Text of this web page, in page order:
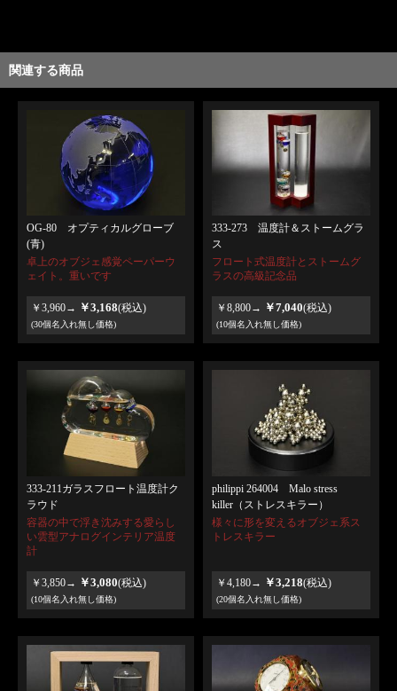
関連する商品
OG-80 オプティカルグローブ
(青)
卓上のオブジェ感覚ペーパーウ
ェイト。重いです
￥3,960→ ￥3,168(税込)
(30個名入れ無し価格)
333-273 温度計＆ストームグラ
ス
フロート式温度計とストームグ
ラスの高級記念品
￥8,800→ ￥7,040(税込)
(10個名入れ無し価格)
333-211ガラスフロート温度計ク
ラウド
容器の中で浮き沈みする愛らし
い雲型アナログインテリア温度
計
￥3,850→ ￥3,080(税込)
(10個名入れ無し価格)
philippi 264004 Malo stress
killer（ストレスキラー）
様々に形を変えるオブジェ系ス
トレスキラー
￥4,180→ ￥3,218(税込)
(20個名入れ無し価格)